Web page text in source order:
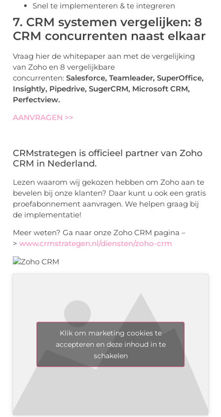
Snel te implementeren & te integreren
7. CRM systemen vergelijken: 8
CRM concurrenten naast elkaar
Vraag hier de whitepaper aan met de vergelijking
van Zoho en 8 vergelijkbare
concurrenten: Salesforce, Teamleader, SuperOffice,
Insightly, Pipedrive, SugerCRM, Microsoft CRM,
Perfectview.
AANVRAGEN >>
CRMstrategen is officieel partner van Zoho
CRM in Nederland.
Lezen waarom wij gekozen hebben om Zoho aan te
bevelen bij onze klanten? Daar kunt u ook een gratis
proefabonnement aanvragen. We helpen graag bij
de implementatie!
Meer weten? Ga naar onze Zoho CRM pagina –
> www.crmstrategen.nl/diensten/zoho-crm
Klik om marketing cookies te
accepteren en deze inhoud in te
schakelen